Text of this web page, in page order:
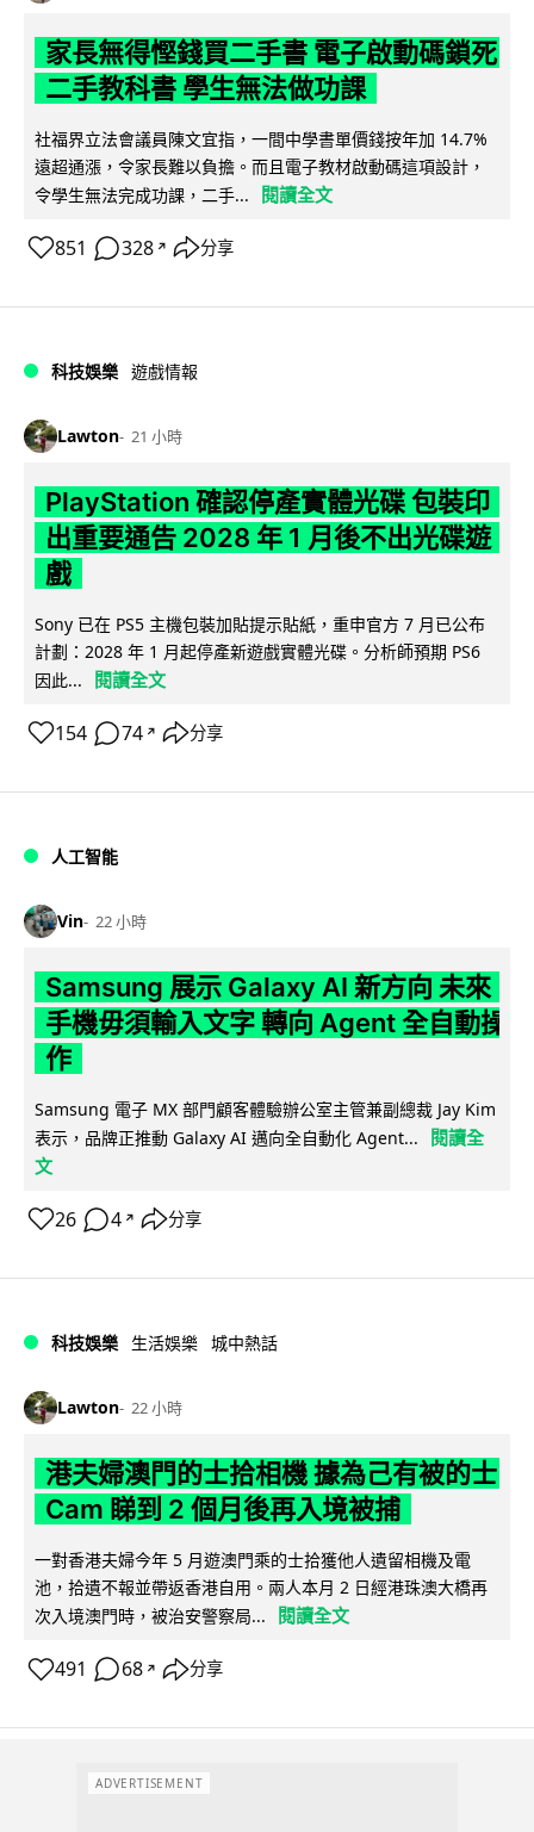
家長無得慳錢買二手書 電子啟動碼鎖死
二手教科書 學生無法做功課
社福界立法會議員陳文宜指，一間中學書單價錢按年加 14.7%
遠超通漲，令家長難以負擔。而且電子教材啟動碼這項設計，
令學生無法完成功課，二手...
閱讀全文
851 328 ↗ 分享
科技娛樂 遊戲情報
Lawton 21 小時
PlayStation 確認停產實體光碟 包裝印
出重要通告 2028 年 1 月後不出光碟遊
戲
Sony 已在 PS5 主機包裝加貼提示貼紙，重申官方 7 月已公布
計劃：2028 年 1 月起停產新遊戲實體光碟。分析師預期 PS6
因此...
閱讀全文
154 74 ↗ 分享
人工智能
Vin 22 小時
Samsung 展示 Galaxy AI 新方向 未來
手機毋須輸入文字 轉向 Agent 全自動操
作
Samsung 電子 MX 部門顧客體驗辦公室主管兼副總裁 Jay Kim
表示，品牌正推動 Galaxy AI 邁向全自動化 Agent...
閱讀全
文
26 4 ↗ 分享
科技娛樂 生活娛樂 城中熱話
Lawton 22 小時
港夫婦澳門的士拾相機 據為己有被的士
Cam 睇到 2 個月後再入境被捕
一對香港夫婦今年 5 月遊澳門乘的士拾獲他人遺留相機及電
池，拾遺不報並帶返香港自用。兩人本月 2 日經港珠澳大橋再
次入境澳門時，被治安警察局...
閱讀全文
491 68 ↗ 分享
ADVERTISEMENT